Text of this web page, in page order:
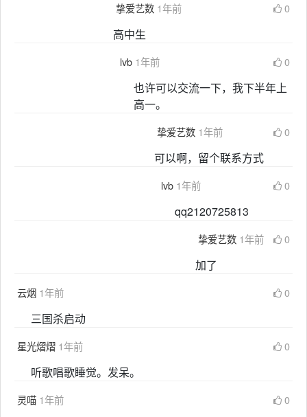
挚爱艺数 1年前 0
高中生
lvb 1年前 0
也许可以交流一下，我下半年上
高一。
挚爱艺数 1年前 0
可以啊，留个联系方式
lvb 1年前 0
qq2120725813
挚爱艺数 1年前 0
加了
云烟 1年前 0
三国杀启动
星光熠熠 1年前 0
听歌唱歌睡觉。发呆。
灵喵 1年前 0